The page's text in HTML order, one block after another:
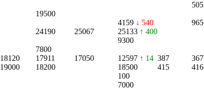
505
19500
4159 ↓ 540 965
24190 25067 25133 ↑ 400
9300
7800
18120 17911 17050 12597 ↑ 14 387 367
19000 18200 18500 415 416
100
7000